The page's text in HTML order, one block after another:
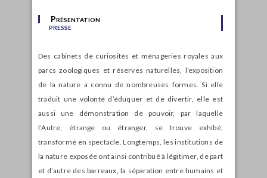
Présentation
presse
Des cabinets de curiosités et ménageries royales aux
parcs zoologiques et réserves naturelles, l’exposition
de la nature a connu de nombreuses formes. Si elle
traduit une volonté d’éduquer et de divertir, elle est
aussi une démonstration de pouvoir, par laquelle
l’Autre, étrange ou étranger, se trouve exhibé,
transformé en spectacle. Longtemps, les institutions de
la nature exposée ont ainsi contribué à légitimer, de part
et d’autre des barreaux, la séparation entre humains et